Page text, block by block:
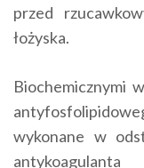
przed
łożyska.
Biochemicznymi
wykonane w